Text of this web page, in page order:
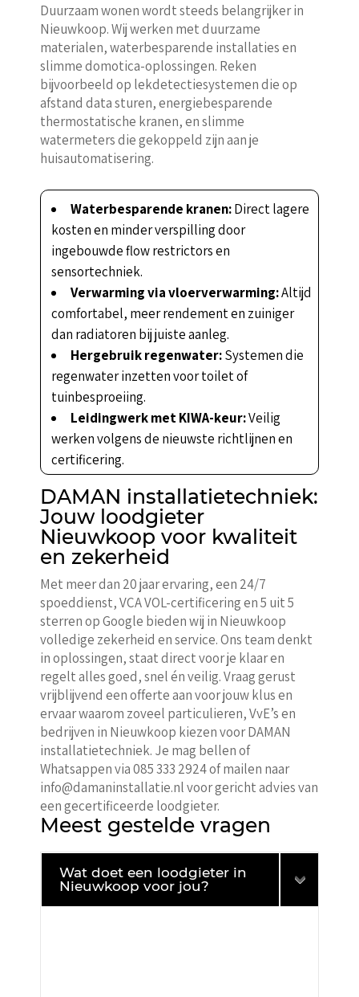
Duurzaam wonen wordt steeds belangrijker in
Nieuwkoop. Wij werken met duurzame
materialen, waterbesparende installaties en
slimme domotica-oplossingen. Reken
bijvoorbeeld op lekdetectiesystemen die op
afstand data sturen, energiebesparende
thermostatische kranen, en slimme
watermeters die gekoppeld zijn aan je
huisautomatisering.
Waterbesparende kranen:Direct lagere
kosten en minder verspilling door
ingebouwde flow restrictors en
sensortechniek.
Verwarming via vloerverwarming:Altijd
comfortabel, meer rendement en zuiniger
dan radiatoren bij juiste aanleg.
Hergebruik regenwater:Systemen die
regenwater inzetten voor toilet of
tuinbesproeiing.
Leidingwerk met KIWA-keur:Veilig
werken volgens de nieuwste richtlijnen en
certificering.
DAMAN installatietechniek:
Jouw loodgieter
Nieuwkoop voor kwaliteit
en zekerheid
Met meer dan 20 jaar ervaring, een 24/7
spoeddienst, VCA VOL-certificering en 5 uit 5
sterren op Google bieden wij in Nieuwkoop
volledige zekerheid en service. Ons team denkt
in oplossingen, staat direct voor je klaar en
regelt alles goed, snel én veilig. Vraag gerust
vrijblijvend een offerte aan voor jouw klus en
ervaar waarom zoveel particulieren, VvE’s en
bedrijven in Nieuwkoop kiezen voor DAMAN
installatietechniek. Je mag bellen of
Whatsappen via 085 333 2924 of mailen naar
info@damaninstallatie.nl voor gericht advies van
een gecertificeerde loodgieter.
Meest gestelde vragen
Wat doet een loodgieter in
Nieuwkoop voor jou?